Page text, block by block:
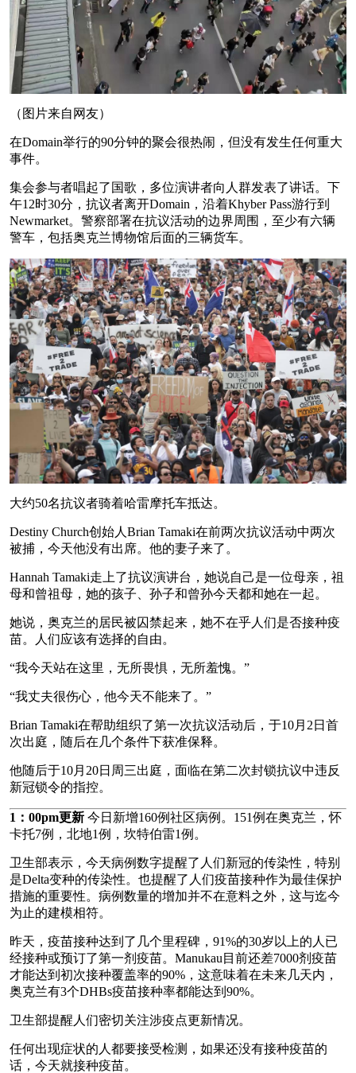
（图片来自网友）
在Domain举行的90分钟的聚会很热闹，但没有发生任何重大
事件。
集会参与者唱起了国歌，多位演讲者向人群发表了讲话。下
午12时30分，抗议者离开Domain，沿着Khyber Pass游行到
Newmarket。警察部署在抗议活动的边界周围，至少有六辆
警车，包括奥克兰博物馆后面的三辆货车。
大约50名抗议者骑着哈雷摩托车抵达。
Destiny Church创始人Brian Tamaki在前两次抗议活动中两次
被捕，今天他没有出席。他的妻子来了。
Hannah Tamaki走上了抗议演讲台，她说自己是一位母亲，祖
母和曾祖母，她的孩子、孙子和曾孙今天都和她在一起。
她说，奥克兰的居民被囚禁起来，她不在乎人们是否接种疫
苗。人们应该有选择的自由。
“我今天站在这里，无所畏惧，无所羞愧。”
“我丈夫很伤心，他今天不能来了。”
Brian Tamaki在帮助组织了第一次抗议活动后，于10月2日首
次出庭，随后在几个条件下获准保释。
他随后于10月20日周三出庭，面临在第二次封锁抗议中违反
新冠锁令的指控。
1：00pm更新 今日新增160例社区病例。151例在奥克兰，怀
卡托7例，北地1例，坎特伯雷1例。
卫生部表示，今天病例数字提醒了人们新冠的传染性，特别
是Delta变种的传染性。也提醒了人们疫苗接种作为最佳保护
措施的重要性。病例数量的增加并不在意料之外，这与迄今
为止的建模相符。
昨天，疫苗接种达到了几个里程碑，91%的30岁以上的人已
经接种或预订了第一剂疫苗。Manukau目前还差7000剂疫苗
才能达到初次接种覆盖率的90%，这意味着在未来几天内，
奥克兰有3个DHBs疫苗接种率都能达到90%。
卫生部提醒人们密切关注涉疫点更新情况。
任何出现症状的人都要接受检测，如果还没有接种疫苗的
话，今天就接种疫苗。